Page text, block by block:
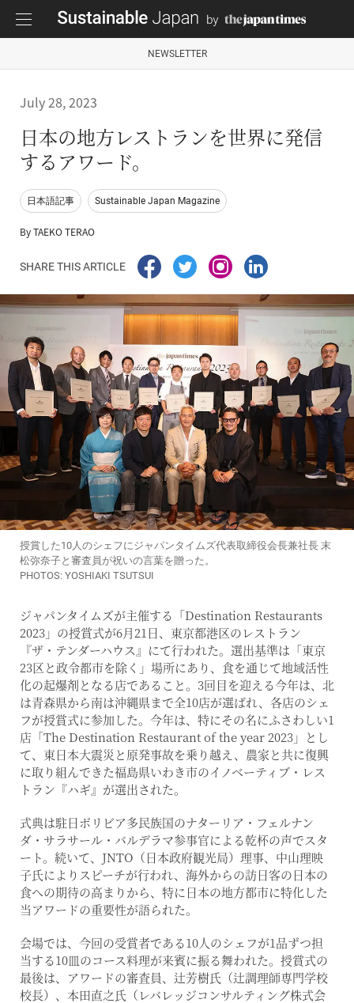
NEWSLETTER
July 28, 2023
日本の地方レストランを世界に発信
するアワード。
日本語記事 Sustainable Japan Magazine
By TAEKO TERAO
SHARE THIS ARTICLE
授賞した10人のシェフにジャパンタイムズ代表取締役会長兼社長 末
松弥奈子と審査員が祝いの言葉を贈った。
PHOTOS: YOSHIAKI TSUTSUI
ジャパンタイムズが主催する「Destination Restaurants
2023」の授賞式が6月21日、東京都港区のレストラン
『ザ・テンダーハウス』にて行われた。選出基準は「東京
23区と政令都市を除く」場所にあり、食を通じて地域活性
化の起爆剤となる店であること。3回目を迎える今年は、北
は青森県から南は沖縄県まで全10店が選ばれ、各店のシェ
フが授賞式に参加した。今年は、特にその名にふさわしい1
店「The Destination Restaurant of the year 2023」とし
て、東日本大震災と原発事故を乗り越え、農家と共に復興
に取り組んできた福島県いわき市のイノベーティブ・レス
トラン『ハギ』が選出された。
式典は駐日ボリビア多民族国のナターリア・フェルナン
ダ・サラサール・バルデラマ参事官による乾杯の声でスタ
ート。続いて、JNTO（日本政府観光局）理事、中山理映
子氏によりスピーチが行われ、海外からの訪日客の日本の
食への期待の高まりから、特に日本の地方都市に特化した
当アワードの重要性が語られた。
会場では、今回の受賞者である10人のシェフが1品ずつ担
当する10皿のコース料理が来賓に振る舞われた。授賞式の
最後は、アワードの審査員、辻芳樹氏（辻調理師専門学校
校長）、本田直之氏（レバレッジコンサルティング株式会